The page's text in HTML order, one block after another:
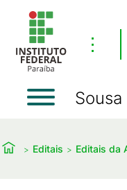
⋮
Sousa
Editais Editais da